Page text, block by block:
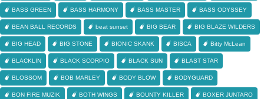
BASS GREEN BASS HARMONY BASS MASTER BASS ODYSSEY
BEAN BALL RECORDS beat sunset BIG BEAR BIG BLAZE WILDERS
BIG HEAD BIG STONE BIONIC SKANK BISCA Bitty McLean
BLACKLIN BLACK SCORPIO BLACK SUN BLAST STAR
BLOSSOM BOB MARLEY BODY BLOW BODYGUARD
BON FIRE MUZIK BOTH WINGS BOUNTY KILLER BOXER JUNTARO